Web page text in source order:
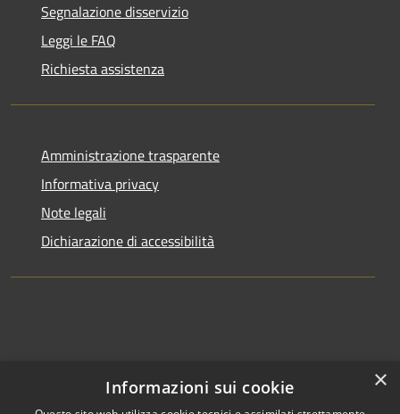
Segnalazione disservizio
Leggi le FAQ
Richiesta assistenza
Amministrazione trasparente
Informativa privacy
Note legali
Dichiarazione di accessibilità
×
Informazioni sui cookie